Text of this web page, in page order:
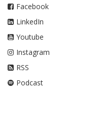
Facebook
LinkedIn
Youtube
Instagram
RSS
Podcast